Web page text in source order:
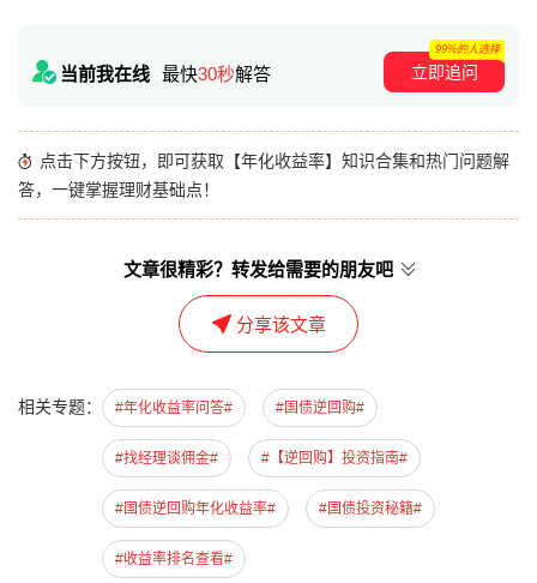
当前我在线 最快30秒解答 立即追问
99%的人选择
点击下方按钮，即可获取【年化收益率】知识合集和热门问题解
答，一键掌握理财基础点！
文章很精彩？转发给需要的朋友吧
分享该文章
相关专题： #年化收益率问答# #国债逆回购#
#找经理谈佣金# #【逆回购】投资指南#
#国债逆回购年化收益率# #国债投资秘籍#
#收益率排名查看#